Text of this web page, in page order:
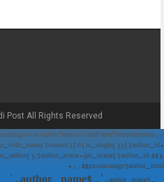
Post All Rights Reserved.
Image with Author Name in UrduPaper Theme function
{ if (is_single()) { $author_id =
$author_avatar = get_avatar($author_id, 48);
// 48px size image $author_html = '
' . $author_avatar . '
' . $author_name . '